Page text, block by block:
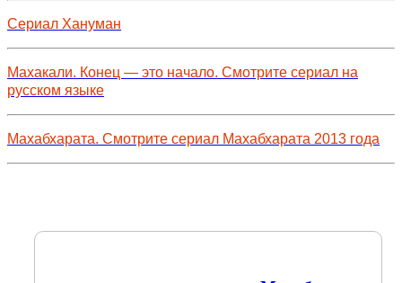
Сериал Хануман
Махакали. Конец — это начало. Смотрите сериал на
русском языке
Махабхарата. Смотрите сериал Махабхарата 2013 года